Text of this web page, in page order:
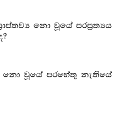
නො වූයේ පරප්‍රත්‍යය
නො වූයේ පරහේතු නැතියේ